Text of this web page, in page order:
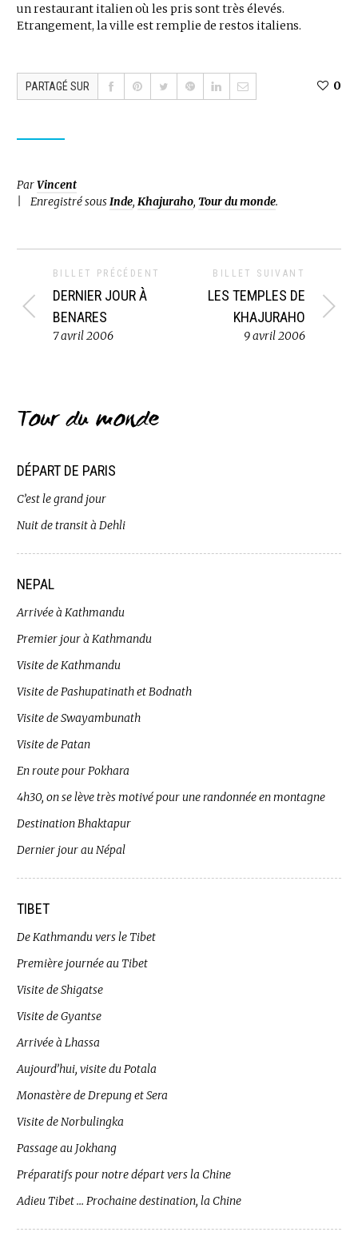
un restaurant italien où les pris sont très élevés.
Etrangement, la ville est remplie de restos italiens.
PARTAGÉ SUR 0
ParVincent
Enregistré sousInde, Khajuraho, Tour du monde.
BILLET PRÉCÉDENT
DERNIER JOUR À
BENARES
7 avril 2006
BILLET SUIVANT
LES TEMPLES DE
KHAJURAHO
9 avril 2006
Tour du monde
DÉPART DE PARIS
C’est le grand jour
Nuit de transit à Dehli
NEPAL
Arrivée à Kathmandu
Premier jour à Kathmandu
Visite de Kathmandu
Visite de Pashupatinath et Bodnath
Visite de Swayambunath
Visite de Patan
En route pour Pokhara
4h30, on se lève très motivé pour une randonnée en montagne
Destination Bhaktapur
Dernier jour au Népal
TIBET
De Kathmandu vers le Tibet
Première journée au Tibet
Visite de Shigatse
Visite de Gyantse
Arrivée à Lhassa
Aujourd’hui, visite du Potala
Monastère de Drepung et Sera
Visite de Norbulingka
Passage au Jokhang
Préparatifs pour notre départ vers la Chine
Adieu Tibet … Prochaine destination, la Chine